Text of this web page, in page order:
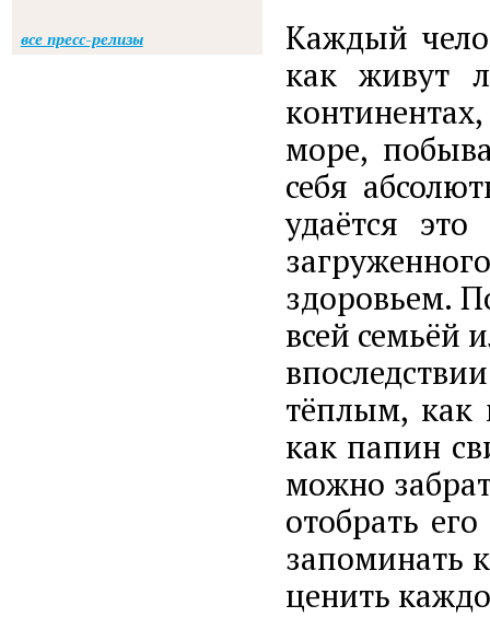
Каждый
как живут
море,
себя
удаётся это
здоровьем.
всей семьёй
тёплым,
как папин
можно
отобрать
запоминать
ценить
все пресс-релизы